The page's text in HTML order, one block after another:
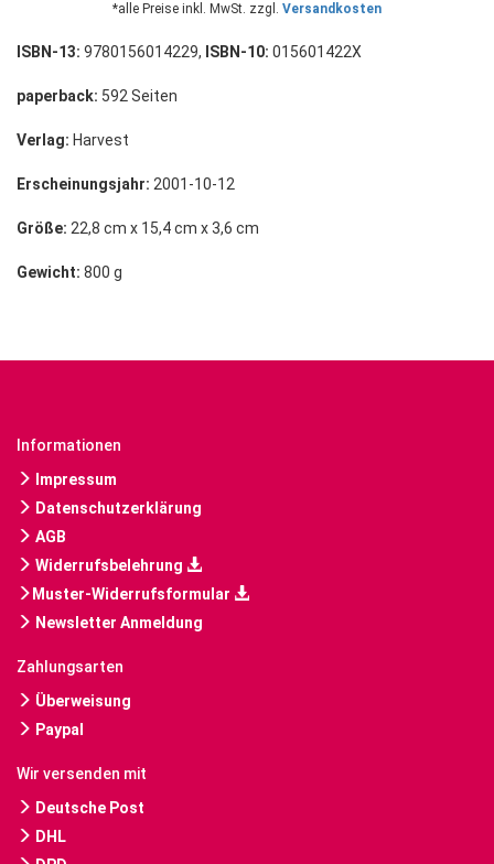
*alle Preise inkl. MwSt. zzgl. Versandkosten
ISBN-13: 9780156014229, ISBN-10: 015601422X
paperback: 592 Seiten
Verlag: Harvest
Erscheinungsjahr: 2001-10-12
Größe: 22,8 cm x 15,4 cm x 3,6 cm
Gewicht: 800 g
Informationen
Impressum
Datenschutzerklärung
AGB
Widerrufsbelehrung
Muster-Widerrufsformular
Newsletter Anmeldung
Zahlungsarten
Überweisung
Paypal
Wir versenden mit
Deutsche Post
DHL